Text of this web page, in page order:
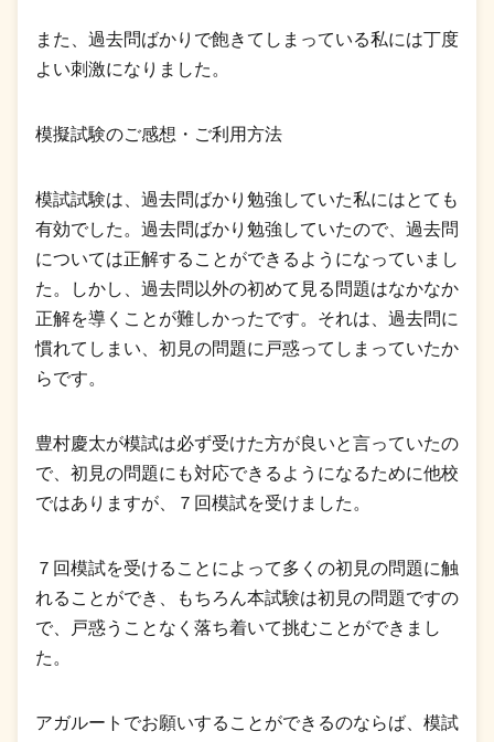
また、過去問ばかりで飽きてしまっている私には丁度
よい刺激になりました。
模擬試験のご感想・ご利用方法
模試試験は、過去問ばかり勉強していた私にはとても
有効でした。過去問ばかり勉強していたので、過去問
については正解することができるようになっていまし
た。しかし、過去問以外の初めて見る問題はなかなか
正解を導くことが難しかったです。それは、過去問に
慣れてしまい、初見の問題に戸惑ってしまっていたか
らです。
豊村慶太が模試は必ず受けた方が良いと言っていたの
で、初見の問題にも対応できるようになるために他校
ではありますが、７回模試を受けました。
７回模試を受けることによって多くの初見の問題に触
れることができ、もちろん本試験は初見の問題ですの
で、戸惑うことなく落ち着いて挑むことができまし
た。
アガルートでお願いすることができるのならば、模試